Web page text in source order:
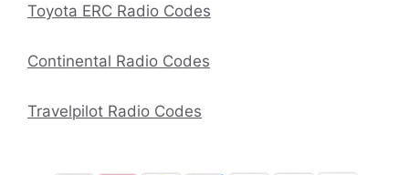
Toyota ERC Radio Codes
Continental Radio Codes
Travelpilot Radio Codes